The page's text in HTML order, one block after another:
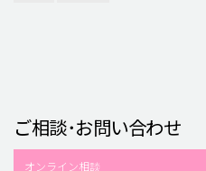
ご相談･お問い合わせ
オンライン相談